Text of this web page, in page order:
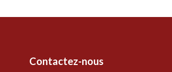
Contactez-nous